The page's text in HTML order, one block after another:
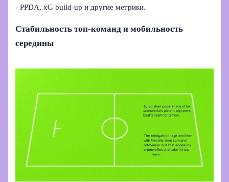
- PPDA, xG build‑up и другие метрики.
Стабильность топ‑команд и мобильность
середины